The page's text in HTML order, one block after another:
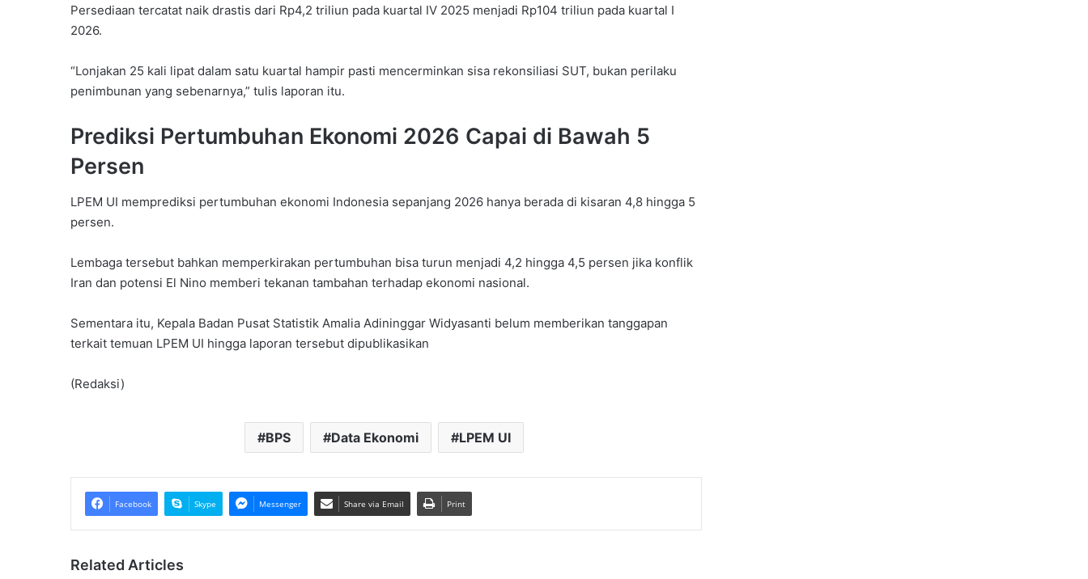
Persediaan tercatat naik drastis dari Rp4,2 triliun pada kuartal IV 2025 menjadi Rp104 triliun pada kuartal I
2026.
“Lonjakan 25 kali lipat dalam satu kuartal hampir pasti mencerminkan sisa rekonsiliasi SUT, bukan perilaku
penimbunan yang sebenarnya,” tulis laporan itu.
Prediksi Pertumbuhan Ekonomi 2026 Capai di Bawah 5
Persen
LPEM UI memprediksi pertumbuhan ekonomi Indonesia sepanjang 2026 hanya berada di kisaran 4,8 hingga 5
persen.
Lembaga tersebut bahkan memperkirakan pertumbuhan bisa turun menjadi 4,2 hingga 4,5 persen jika konflik
Iran dan potensi El Nino memberi tekanan tambahan terhadap ekonomi nasional.
Sementara itu, Kepala Badan Pusat Statistik Amalia Adininggar Widyasanti belum memberikan tanggapan
terkait temuan LPEM UI hingga laporan tersebut dipublikasikan
(Redaksi)
BPS Data Ekonomi LPEM UI
Facebook Skype Messenger Share via Email Print
Related Articles